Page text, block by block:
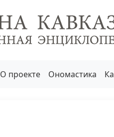
О проекте Ономастика